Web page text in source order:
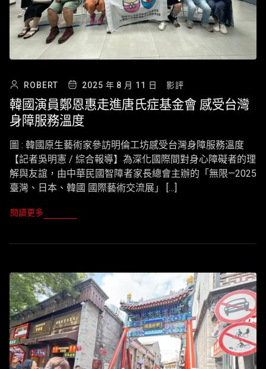
ROBERT 2025 年 8 月 11 日 影評
韓國演員鄭恩惠走進唐氏症基金會 感受台灣
身障服務溫度
圖 : 韓國原生藝術家參訪明倫工坊感受台灣身障服務溫度
【記者吳明憲 / 綜合報導】為深化國際間對身心障礙者的理
解與友誼，由中華民國智障者家長總會主辦的「無限—2025
臺灣、日本、韓國 國際藝術交流展」 […]
閱讀更多